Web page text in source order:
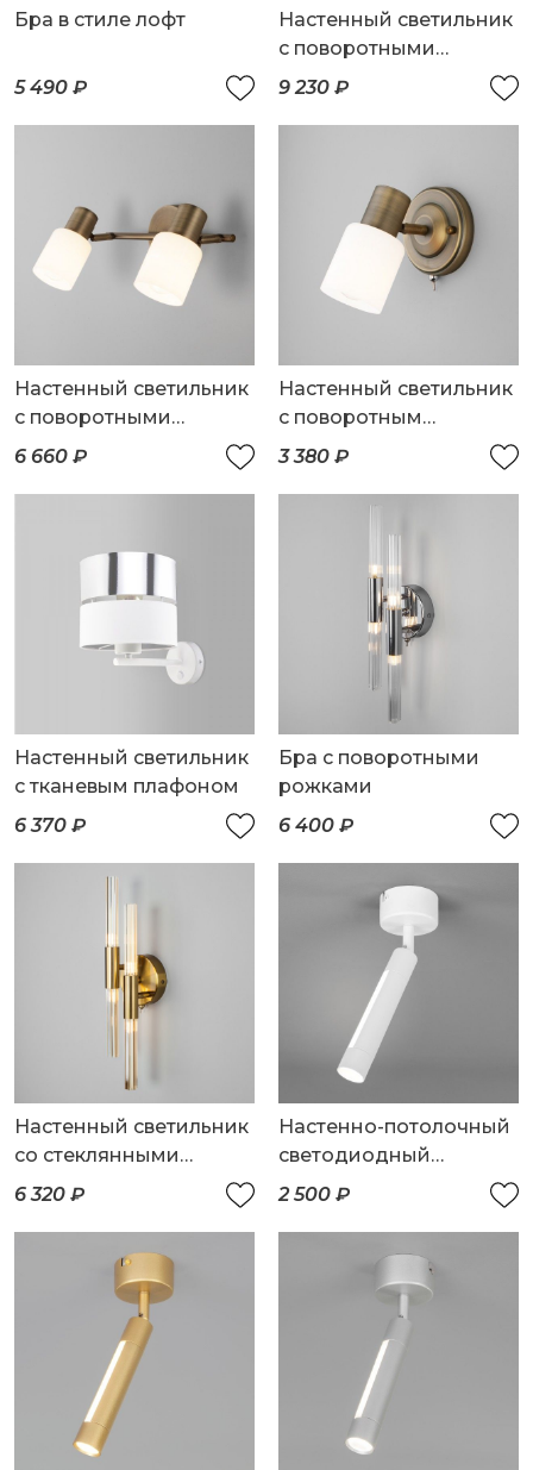
Бра в стиле лофт
5 490 ₽
Настенный светильник
с поворотными
плафонами
9 230 ₽
Настенный светильник
с поворотными
плафонами
6 660 ₽
Настенный светильник
с поворотным
плафоном
3 380 ₽
Настенный светильник
с тканевым плафоном
6 370 ₽
Бра с поворотными
рожками
6 400 ₽
Настенный светильник
со стеклянными
плафонами
6 320 ₽
Настенно-потолочный
светодиодный
светильник
2 500 ₽